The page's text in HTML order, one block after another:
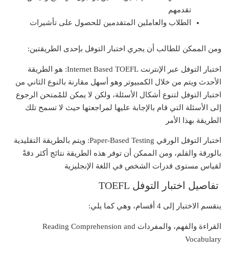
تقدمهم
الطلاب والعاملين المتقدمين للحصول على تأشيرات
ومن الممكن للطالب أن يجري اختبار التوفل بإحدى الطريقتين:
اختبار التوفل عبر الإنترنت Internet Based TOEFL:
هو الطريقة
الأحدث ويتم من خلال الكمبيوتر وهو أسهل مقارنة بالنوع الثاني من
اختبار التوفل لتنوع أشكال الأسئلة، ولكن لا يمكن للمُمتحن الرجوع
إلى الأسئلة التي قام بالإجابة عليها لمراجعتها حيث لا تسمح تلك
الطريقة بهذا الأمر
اختبار التوفل الورقي Paper-Based Testing:
ويتم بالطريقة التقليدية
بالورقة والقلم، ومن الممكن أن توفر هذه الطريقة نتائج أكثر دقةً
لقياس مستوى قدرات الشخص في اللغة الإنجليزية
تفاصيل اختبار التوفل TOEFL
ينقسم الاختبار إلى 4 أقسام، وهي كما يلي:
القراءة والفهم، والمفردات Reading Comprehension and
Vocabulary